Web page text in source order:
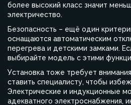
более высокий класс значит
электричество.
Безопасность – ещё один
оснащаются автоматическим
перегрева и детскими замками.
выбирайте модель с этими
Установка тоже требует
ставить специалисту, чтобы
Электрические и индукционные
адекватного электроснабжения,